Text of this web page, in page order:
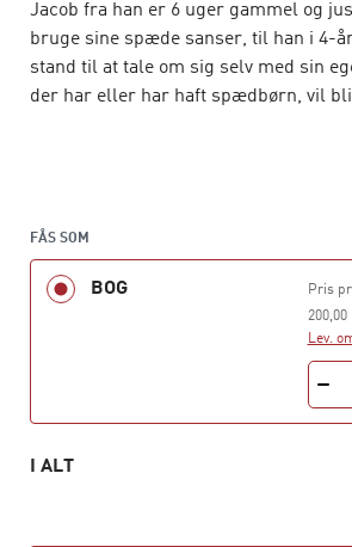
Jacob fra han er 6 uger gammel og
bruge sine spæde sanser, til han i 4-
stand til at tale om sig selv med sin
der har eller har haft spædbørn, vil
FÅS SOM
BOG Pris
Lev.
I ALT